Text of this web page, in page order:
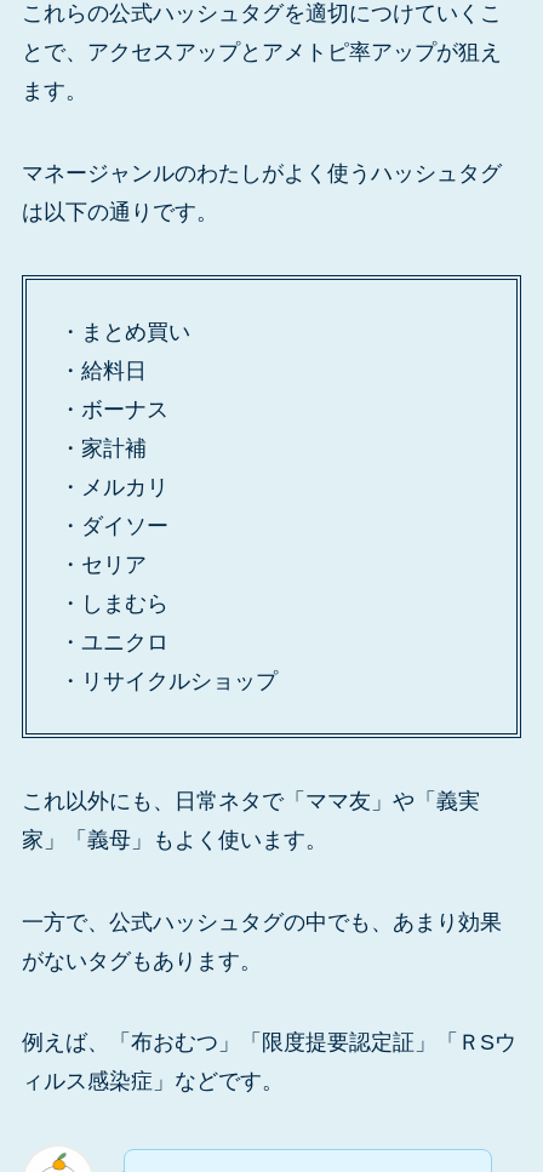
これらの公式ハッシュタグを適切につけていくこ
とで、アクセスアップとアメトピ率アップが狙え
ます。
マネージャンルのわたしがよく使うハッシュタグ
は以下の通りです。
・まとめ買い
・給料日
・ボーナス
・家計補
・メルカリ
・ダイソー
・セリア
・しまむら
・ユニクロ
・リサイクルショップ
これ以外にも、日常ネタで「ママ友」や「義実
家」「義母」もよく使います。
一方で、公式ハッシュタグの中でも、あまり効果
がないタグもあります。
例えば、「布おむつ」「限度提要認定証」「ＲSウ
ィルス感染症」などです。